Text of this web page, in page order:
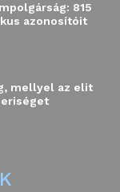
815
azonosítóit
mellyel az elit